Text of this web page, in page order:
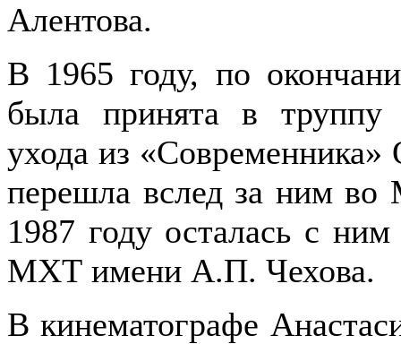
Алентова.
В 1965 году, по
была принята в труппу
ухода из
перешла вслед за ним во
1987 году осталась с
МХТ имени А.П. Чехова.
В кинематографе